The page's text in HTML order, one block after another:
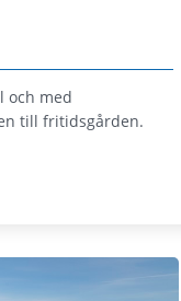
och med
till fritidsgården.